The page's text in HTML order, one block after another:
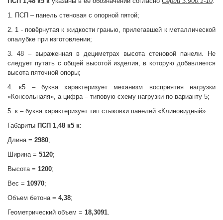
1. ПСП – панель стеновая с опорной пятой;
2. 1 - повёрнутая к жидкости гранью, прилегавшей к металлической
опалубке при изготовлении;
3. 48 – выраженная в дециметрах высота стеновой панели. Не
следует путать с общей высотой изделия, в которую добавляется
высота пяточной опоры;
4. к5 – буква характеризует механизм восприятия нагрузки
«Консольнаяя», а цифра – типовую схему нагрузки по варианту 5;
5. к – буква характеризует тип стыковки панелей «Клиновидный».
Габариты ПСП 1,48 к5 к:
Длина = 2980;
Ширина = 5120;
Высота = 1200;
Вес = 10970;
Объем бетона = 4,38;
Геометрический объем = 18,3091.